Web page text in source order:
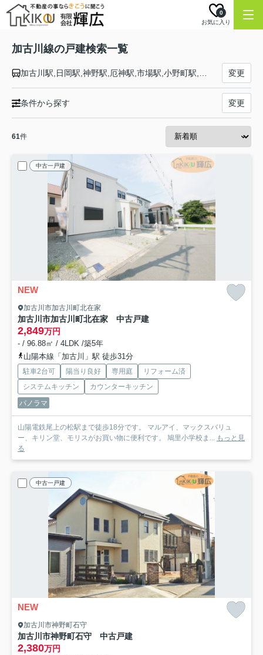
お気に入り
0
加古川線の戸建検索一覧
変更
条件から探す 変更
61件
中古一戸建
NEW
加古川市加古川町北在家
加古川市加古川町北在家 中古戸建
2,849万円
- / 96.88㎡ / 4LDK /築5年
山陽本線「加古川」駅 徒歩31分
駐車2台可 陽当り良好 専用庭
リフォーム済
システムキッチン
カウンターキッチン
パノラマ
山陽電鉄尾上の松駅まで徒歩18分です。 マルアイ、マックスバリュ
ー、キリン堂、モリスがお買い物に便利です。 鳩里小学校ま... もっと見
る
中古一戸建
NEW
加古川市神野町石守
加古川市神野町石守 中古戸建
2,380万円